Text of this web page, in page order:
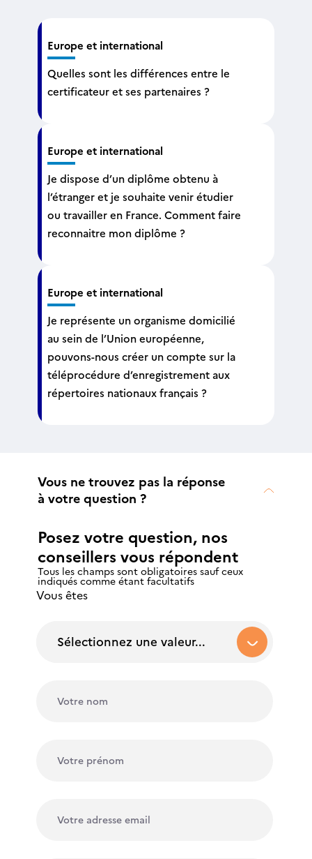
Europe et international
Quelles sont les différences entre le
certificateur et ses partenaires ?
Europe et international
Je dispose d’un diplôme obtenu à
l’étranger et je souhaite venir étudier
ou travailler en France. Comment faire
reconnaitre mon diplôme ?
Europe et international
Je représente un organisme domicilié
au sein de l’Union européenne,
pouvons-nous créer un compte sur la
téléprocédure d’enregistrement aux
répertoires nationaux français ?
Vous ne trouvez pas la réponse
à votre question ?
Posez votre question, nos
conseillers vous répondent
Tous les champs sont obligatoires sauf ceux
indiqués comme étant facultatifs
Vous êtes
Sélectionnez une valeur...